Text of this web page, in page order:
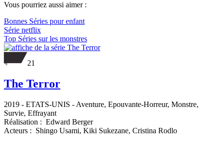
Vous pourriez aussi aimer :
Bonnes Séries pour enfant
Série netflix
Top Séries sur les monstres
21
The Terror
2019 - ETATS-UNIS - Aventure, Epouvante-Horreur, Monstre,
Survie, Effrayant
Réalisation : Edward Berger
Acteurs : Shingo Usami, Kiki Sukezane, Cristina Rodlo